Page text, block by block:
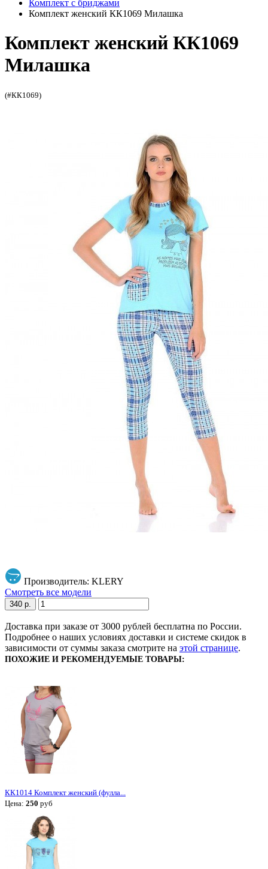
Комплект с бриджами
Комплект женский КК1069 Милашка
Комплект женский КК1069
Милашка
(#КК1069)
Производитель: KLERY
Смотреть все модели
340 р.
Доставка при заказе от 3000 рублей бесплатна по России.
Подробнее о наших условиях доставки и системе скидок в
зависимости от суммы заказа смотрите на этой странице.
ПОХОЖИЕ И РЕКОМЕНДУЕМЫЕ ТОВАРЫ:
КК1014 Комплект женский (фулла...
Цена: 250 руб